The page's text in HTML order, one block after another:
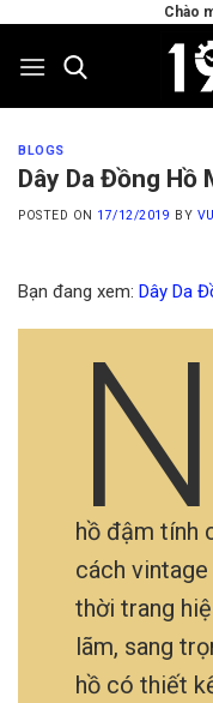
content
Chào
BLOGS
Dây Da Đồng Hồ
POSTED ON 17/12/2019 BY
Bạn đang xem: Dây Da
N
hồ đậm tính
cách
thời trang
lãm, sang
hồ có thiết